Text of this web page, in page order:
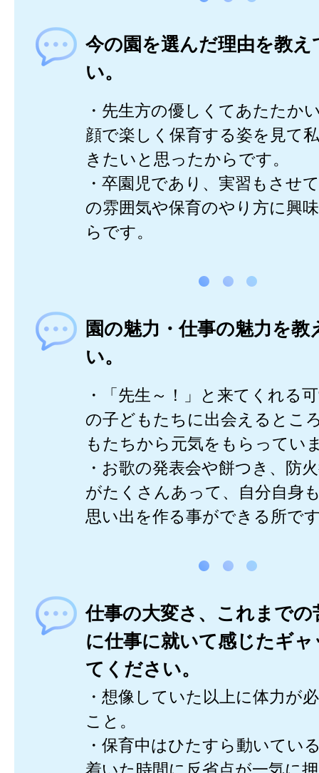
今の園を選んだ理由を教え
い。
・先生方の優しくてあたたか
顔で楽しく保育する姿を見て
きたいと思ったからです。
・卒園児であり、実習もさせ
の雰囲気や保育のやり方に興
らです。
園の魅力・仕事の魅力を教
い。
・「先生～！」と来てくれる
の子どもたちに出会えるとこ
もたちから元気をもらってい
・お歌の発表会や餅つき、防
がたくさんあって、自分自身
思い出を作る事ができる所で
仕事の大変さ、これまでの
に仕事に就いて感じたギ
てください。
・想像していた以上に体力が
こと。
・保育中はひたすら動いてい